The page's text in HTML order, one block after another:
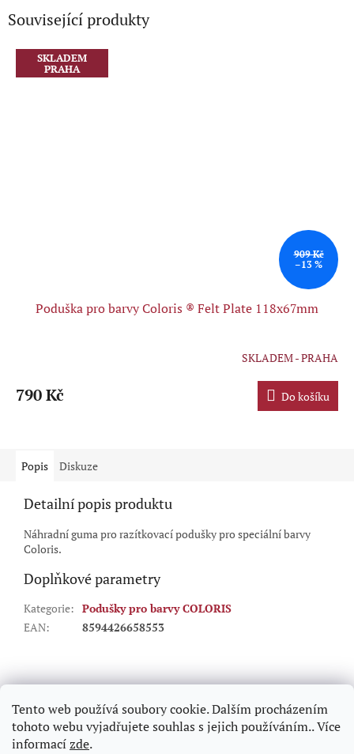
Tento web používá soubory cookie. Dalším procházením
tohoto webu vyjadřujete souhlas s jejich používáním.. Více
informacízde.
Související produkty
SKLADEM
PRAHA
909 Kč
–13 %
Poduška pro barvy Coloris ® Felt Plate 118x67mm
produktu
je
hvězdiček.
SKLADEM - PRAHA
790 Kč Do košíku
Popis Diskuze
Detailní popis produktu
Náhradní guma pro razítkovací podušky pro speciální barvy
Coloris.
Doplňkové parametry
Kategorie: Podušky pro barvy COLORIS
EAN: 8594426658553
á